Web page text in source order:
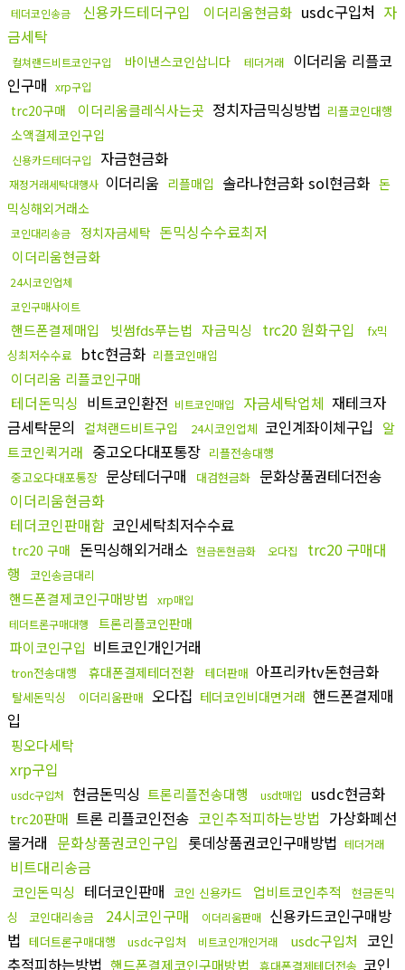
테더코인송금 신용카드테더구입 이더리움현금화 usdc구입처 자
금세탁
컬쳐랜드비트코인구입 바이낸스코인삽니다 테더거래
이더리움 리플코
인구매 xrp구입
trc20구매 이더리움클레식사는곳 정치자금믹싱방법 리플코인대행
소액결제코인구입
신용카드테더구입 자금현금화
재정거래세탁대행사 이더리움 리플매입 솔라나현금화 sol현금화 돈
믹싱해외거래소
코인대리송금 정치자금세탁 돈믹싱수수료최저
이더리움현금화
24시코인업체
코인구매사이트
핸드폰결제매입 빗썸fds푸는법 자금믹싱 trc20 원화구입
fx믹
싱최저수수료
btc현금화 리플코인매입
이더리움 리플코인구매
테더돈믹싱 비트코인환전 비트코인매입 자금세탁업체 재테크자
금세탁문의
컬쳐랜드비트구입 24시코인업체 코인계좌이체구입
알
트코인퀵거래 중고오다대포통장 리플전송대행
중고오다대포통장 문상테더구매 대검현금화 문화상품권테더전송
이더리움현금화
테더코인판매함 코인세탁최저수수료
trc20 구매 돈믹싱해외거래소 현금돈현금화 오다집
trc20 구매대
행
코인송금대리
핸드폰결제코인구매방법
xrp매입
테더트론구매대행
트론리플코인판매
파이코인구입 비트코인개인거래
tron전송대행 휴대폰결제테더전환 테더판매 아프리카tv돈현금화
탈세돈믹싱 이더리움판매 오다집 테더코인비대면거래 핸드폰결제매
입
핑오다세탁
xrp구입
usdc구입처 현금돈믹싱 트론리플전송대행 usdt매입 usdc현금화
trc20판매 트론 리플코인전송 코인추적피하는방법 가상화폐선
물거래 문화상품권코인구입 롯데상품권코인구매방법 테더거래
비트대리송금
코인돈믹싱 테더코인판매 코인 신용카드 업비트코인추적
현금돈믹
싱
코인대리송금 24시코인구매 이더리움판매 신용카드코인구매방
법 테더트론구매대행 usdc구입처 비트코인개인거래 usdc구입처 코인
추적피하는방법 핸드폰결제코인구매방법 휴대폰결제테더전송 코인